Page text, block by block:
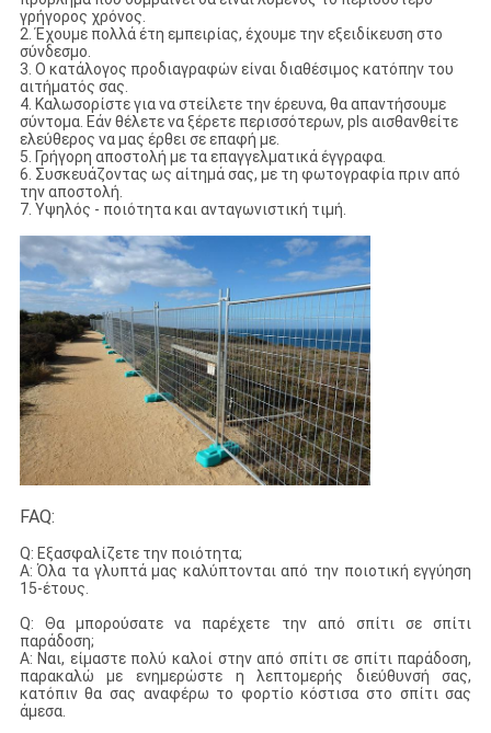
γρήγορος χρόνος.
2. Έχουμε πολλά έτη εμπειρίας, έχουμε την εξειδίκευση στο
σύνδεσμο.
3. Ο κατάλογος προδιαγραφών είναι διαθέσιμος κατόπην του
αιτήματός σας.
4. Καλωσορίστε για να στείλετε την έρευνα, θα απαντήσουμε
σύντομα. Εάν θέλετε να ξέρετε περισσότερων, pls αισθανθείτε
ελεύθερος να μας έρθει σε επαφή με.
5. Γρήγορη αποστολή με τα επαγγελματικά έγγραφα.
6. Συσκευάζοντας ως αίτημά σας, με τη φωτογραφία πριν από
την αποστολή.
7. Υψηλός - ποιότητα και ανταγωνιστική τιμή.
FAQ:
Q: Εξασφαλίζετε την ποιότητα;
Α: Όλα τα γλυπτά μας καλύπτονται από την ποιοτική εγγύηση
15-έτους.
Q: Θα μπορούσατε να παρέχετε την από σπίτι σε σπίτι
παράδοση;
Α: Ναι, είμαστε πολύ καλοί στην από σπίτι σε σπίτι παράδοση,
παρακαλώ με ενημερώστε η λεπτομερής διεύθυνσή σας,
κατόπιν θα σας αναφέρω το φορτίο κόστισα στο σπίτι σας
άμεσα.